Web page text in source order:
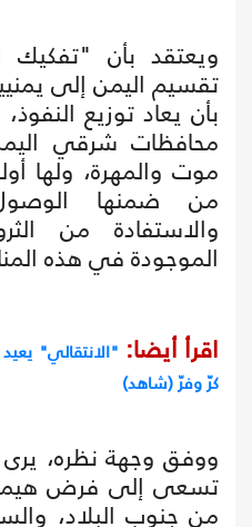
ويعتقد بأن "تفكيك
تقسيم اليمن إلى
بأن يعاد توزيع
محافظات شرقي
موت والمهرة، ولها
من ضمنها
والاستفادة من
الموجودة في هذه
اقرأ أيضا: "الانتقالي"
كرّ وفرّ (شاهد)
ووفق وجهة نظره، يرى
تسعى إلى فرض
من جنوب البلاد،